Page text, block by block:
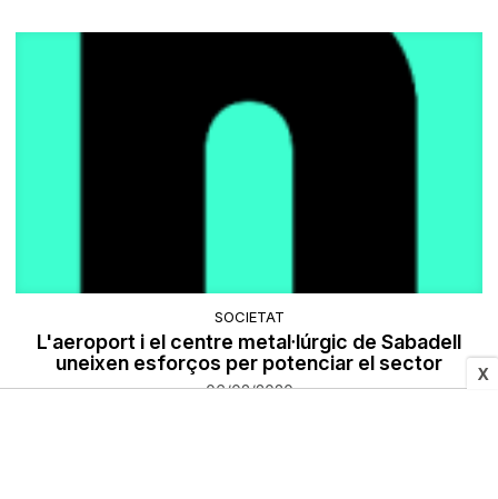
X
SOCIETAT
L'aeroport i el centre metal·lúrgic de Sabadell
uneixen esforços per potenciar el sector
06/02/2020